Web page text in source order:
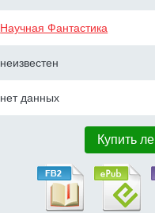
Научная Фантастика
неизвестен
нет данных
Купить